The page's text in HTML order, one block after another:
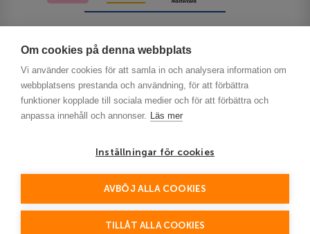
Om cookies på denna webbplats
Vi använder cookies för att samla in och analysera information om
webbplatsens prestanda och användning, för att förbättra
funktioner kopplade till sociala medier och för att förbättra och
anpassa innehåll och annonser. Läs mer
Inställningar för cookies
AVBÖJ ALLA COOKIES
TILLÅT ALLA COOKIES
This site is protected by reCAPTCHA and the Google
Policy and Terms of Service apply.